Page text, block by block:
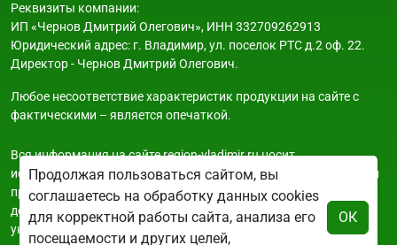
Реквизиты компании:
ИП «Чернов Дмитрий Олегович», ИНН 332709262913
Юридический адрес: г. Владимир, ул. поселок РТС д.2 оф. 22.
Директор - Чернов Дмитрий Олегович.
Любое несоответствие характеристик продукции на сайте с
фактическими – является опечаткой.
Вся информация на сайте region-vladimir.ru носит
исключительно ознакомительный и справочный характер и ни
при каких условиях не является публичной офертой. Всю
дополнительную информацию можно узнать по телефонам
указанным на сайте.
Продолжая пользоваться сайтом, вы
соглашаетесь на обработку данных cookies
для корректной работы сайта, анализа его
посещаемости и других целей,
ОК